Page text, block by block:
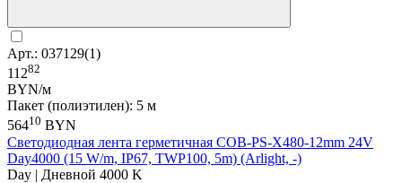
Арт.: 037129(1)
11282
BYN/м
Пакет (полиэтилен): 5 м
56410 BYN
Светодиодная лента герметичная COB-PS-X480-12mm 24V
Day4000 (15 W/m, IP67, TWP100, 5m) (Arlight, -)
Day | Дневной 4000 K